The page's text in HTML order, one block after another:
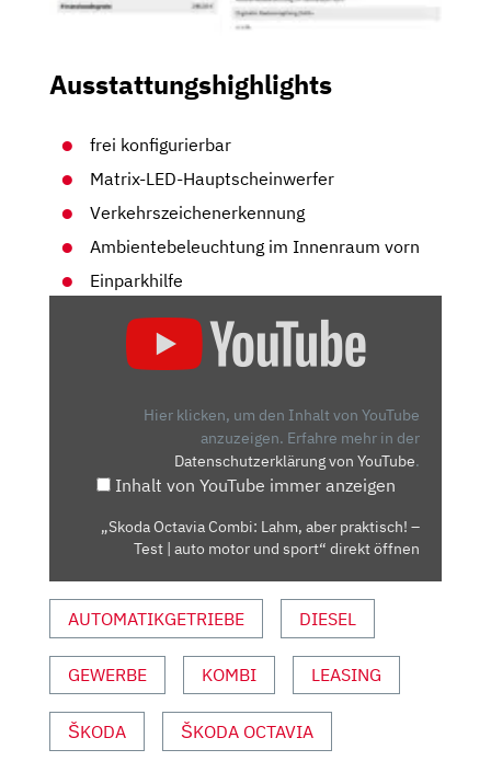
Ausstattungshighlights
frei konfigurierbar
Matrix-LED-Hauptscheinwerfer
Verkehrszeichenerkennung
Ambientebeleuchtung im Innenraum vorn
Einparkhilfe
UND
SPORT“
YOUTUBE
ANZEIGEN
Hier klicken, um den Inhalt von YouTube
anzuzeigen. Erfahre mehr in der
Datenschutzerklärung von YouTube.
Inhalt von YouTube immer anzeigen
„Skoda Octavia Combi: Lahm, aber praktisch! –
Test | auto motor und sport“ direkt öffnen
AUTOMATIKGETRIEBE DIESEL
GEWERBE KOMBI LEASING
ŠKODA ŠKODA OCTAVIA